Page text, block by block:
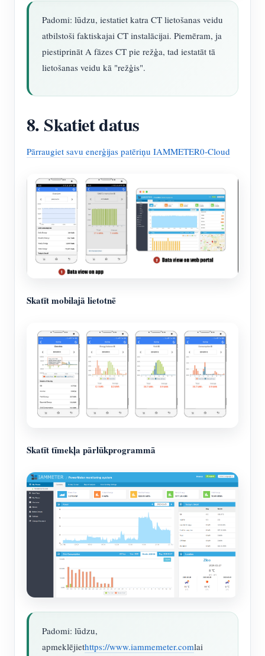
Padomi: lūdzu, iestatiet katra CT lietošanas veidu
atbilstoši faktiskajai CT instalācijai. Piemēram, ja
piestiprināt A fāzes CT pie režģa, tad iestatāt tā
lietošanas veidu kā "režģis".
8. Skatiet datus
Pārraugiet savu enerģijas patēriņu IAMMETER0-Cloud
Skatīt mobilajā lietotnē
Skatīt tīmekļa pārlūkprogrammā
Padomi: lūdzu,
apmeklējiethttps://www.iammemeter.comlai